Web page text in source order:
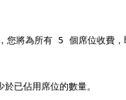
將為所有 5 個席位收費，
已佔用席位的數量。